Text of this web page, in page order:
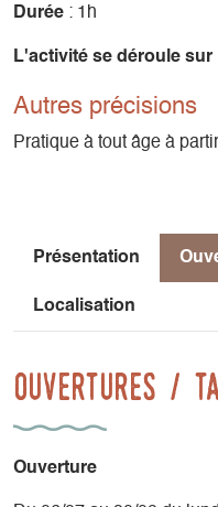
Durée : 1h
L'activité se déroule sur
Autres précisions
Pratique à tout âge à
Présentation
Localisation
Ouvertures /
Ouverture